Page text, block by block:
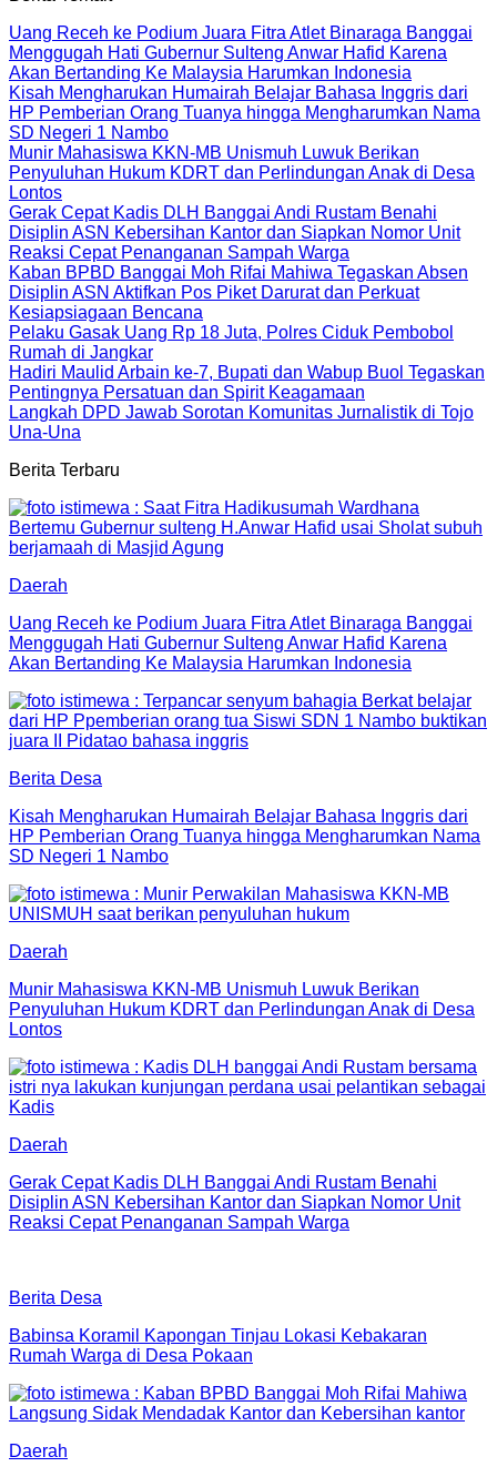
Uang Receh ke Podium Juara Fitra Atlet Binaraga Banggai
Menggugah Hati Gubernur Sulteng Anwar Hafid Karena
Akan Bertanding Ke Malaysia Harumkan Indonesia
Kisah Mengharukan Humairah Belajar Bahasa Inggris dari
HP Pemberian Orang Tuanya hingga Mengharumkan Nama
SD Negeri 1 Nambo
Munir Mahasiswa KKN-MB Unismuh Luwuk Berikan
Penyuluhan Hukum KDRT dan Perlindungan Anak di Desa
Lontos
Gerak Cepat Kadis DLH Banggai Andi Rustam Benahi
Disiplin ASN Kebersihan Kantor dan Siapkan Nomor Unit
Reaksi Cepat Penanganan Sampah Warga
Kaban BPBD Banggai Moh Rifai Mahiwa Tegaskan Absen
Disiplin ASN Aktifkan Pos Piket Darurat dan Perkuat
Kesiapsiagaan Bencana
Pelaku Gasak Uang Rp 18 Juta, Polres Ciduk Pembobol
Rumah di Jangkar
Hadiri Maulid Arbain ke-7, Bupati dan Wabup Buol Tegaskan
Pentingnya Persatuan dan Spirit Keagamaan
Langkah DPD Jawab Sorotan Komunitas Jurnalistik di Tojo
Una-Una
Berita Terbaru
Daerah
Uang Receh ke Podium Juara Fitra Atlet Binaraga Banggai
Menggugah Hati Gubernur Sulteng Anwar Hafid Karena
Akan Bertanding Ke Malaysia Harumkan Indonesia
Berita Desa
Kisah Mengharukan Humairah Belajar Bahasa Inggris dari
HP Pemberian Orang Tuanya hingga Mengharumkan Nama
SD Negeri 1 Nambo
Daerah
Munir Mahasiswa KKN-MB Unismuh Luwuk Berikan
Penyuluhan Hukum KDRT dan Perlindungan Anak di Desa
Lontos
Daerah
Gerak Cepat Kadis DLH Banggai Andi Rustam Benahi
Disiplin ASN Kebersihan Kantor dan Siapkan Nomor Unit
Reaksi Cepat Penanganan Sampah Warga
Berita Desa
Babinsa Koramil Kapongan Tinjau Lokasi Kebakaran
Rumah Warga di Desa Pokaan
Daerah